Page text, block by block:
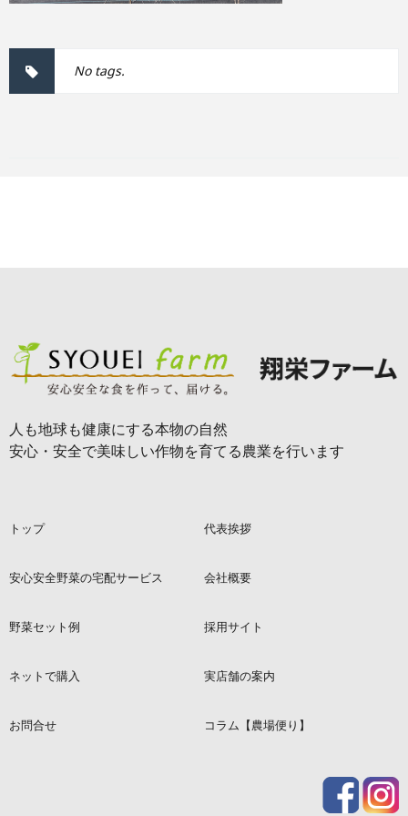
No tags.
人も地球も健康にする本物の自然
安心・安全で美味しい作物を育てる農業を行います
トップ 代表挨拶
安心安全野菜の宅配サービス 会社概要
野菜セット例 採用サイト
ネットで購入 実店舗の案内
お問合せ コラム【農場便り】